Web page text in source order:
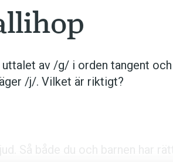
uttalet av /g/ i orden tangent och
/j/. Vilket är riktigt?